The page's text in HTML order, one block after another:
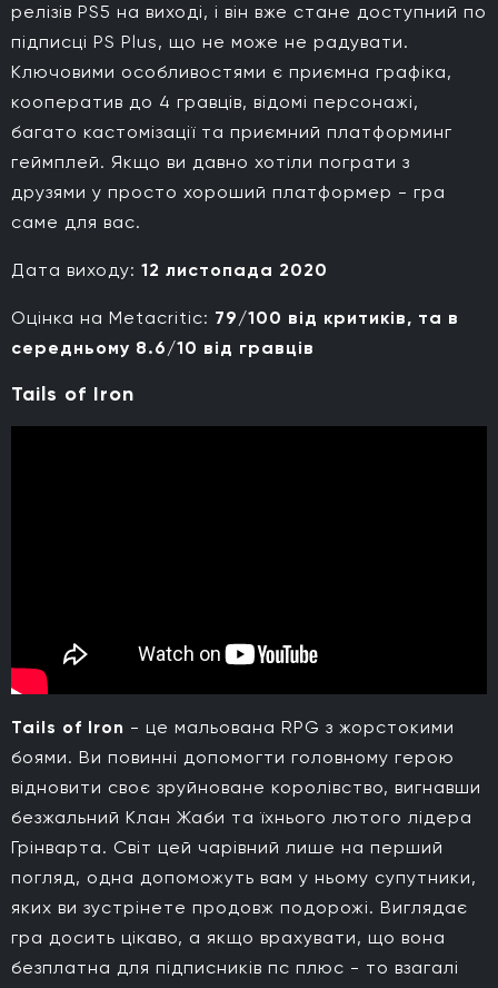
релізів PS5 на виході, і він вже стане доступний по
підписці PS Plus, що не може не радувати.
Ключовими особливостями є приємна графіка,
кооператив до 4 гравців, відомі персонажі,
багато кастомізації та приємний платформинг
геймплей. Якщо ви давно хотіли пограти з
друзями у просто хороший платформер - гра
саме для вас.
Дата виходу: 12 листопада 2020
Оцінка на Metacritic: 79/100 від критиків, та в
середньому 8.6/10 від гравців
Tails of Iron
Tails of Iron - це мальована RPG з жорстокими
боями. Ви повинні допомогти головному герою
відновити своє зруйноване королівство, вигнавши
безжальний Клан Жаби та їхнього лютого лідера
Грінварта. Світ цей чарівний лише на перший
погляд, одна допоможуть вам у ньому супутники,
яких ви зустрінете продовж подорожі. Виглядає
гра досить цікаво, а якщо врахувати, що вона
безплатна для підписників пс плюс - то взагалі